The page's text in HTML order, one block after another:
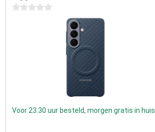
0 sterren
Voor 23:30 uur besteld, morgen gratis in huis